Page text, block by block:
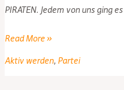
PIRATEN. Jedem von uns ging
Demo
Read More »
Aktiv werden, Partei